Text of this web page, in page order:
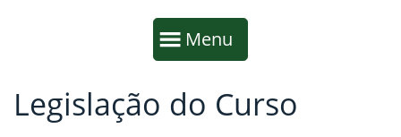
Mostrar
Menu
Fim da navegação
Início do conteúdo
Legislação do Curso